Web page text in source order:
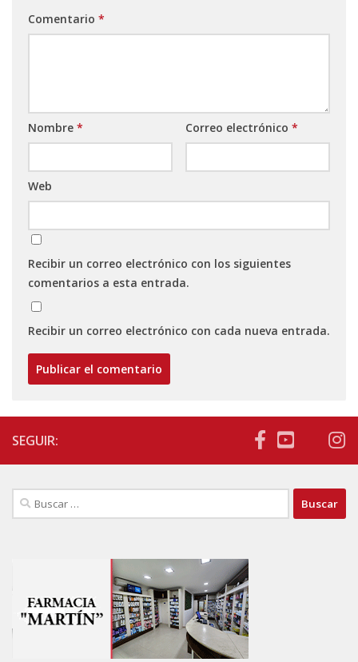
Comentario *
Nombre * Correo electrónico *
Web
Recibir un correo electrónico con los siguientes
comentarios a esta entrada.
Recibir un correo electrónico con cada nueva entrada.
SEGUIR:
Buscar: